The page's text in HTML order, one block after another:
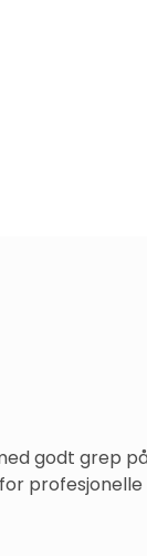
godt grep